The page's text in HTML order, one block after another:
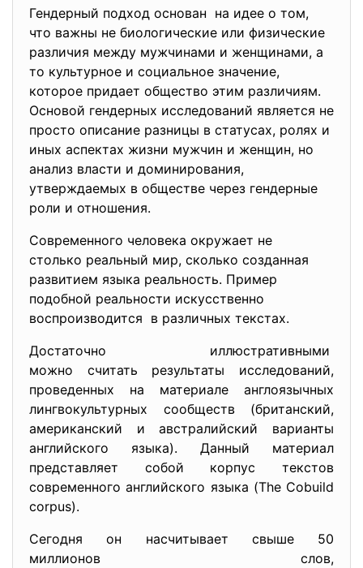
Гендерный подход основан на идее о том,
что важны не биологические или физические
различия между мужчинами и женщинами, а
то культурное и социальное значение,
которое придает общество этим различиям.
Основой гендерных исследований является не
просто описание разницы в статусах, ролях и
иных аспектах жизни мужчин и женщин, но
анализ власти и доминирования,
утверждаемых в обществе через гендерные
роли и отношения.
Современного человека окружает не
столько реальный мир, сколько созданная
развитием языка реальность. Пример
подобной реальности искусственно
воспроизводится в различных текстах.
Достаточно иллюстративными
можно считать результаты исследований,
проведенных на материале англоязычных
лингвокультурных сообществ (британский,
американский и австралийский варианты
английского языка). Данный материал
представляет собой корпус текстов
современного английского языка (The Cobuild
corpus).
Сегодня он насчитывает свыше 50
миллионов слов,